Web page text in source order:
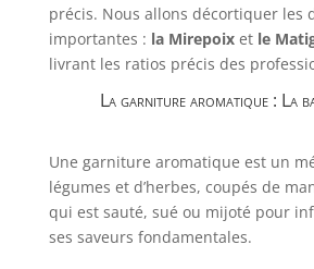
précis. Nous allons décortiquer les
importantes : la Mirepoixet le
livrant les ratios précis des
La garniture aromatique : La
Une garniture aromatique est un
légumes et d’herbes, coupés de
qui est sauté, sué ou mijoté pour
ses saveurs fondamentales.